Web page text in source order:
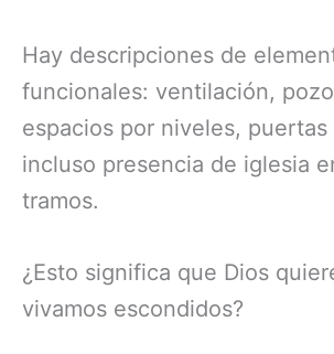
Hay descripciones de
funcionales: ventilación,
espacios por niveles,
incluso presencia de iglesia
tramos.
¿Esto significa que Dios
vivamos escondidos?